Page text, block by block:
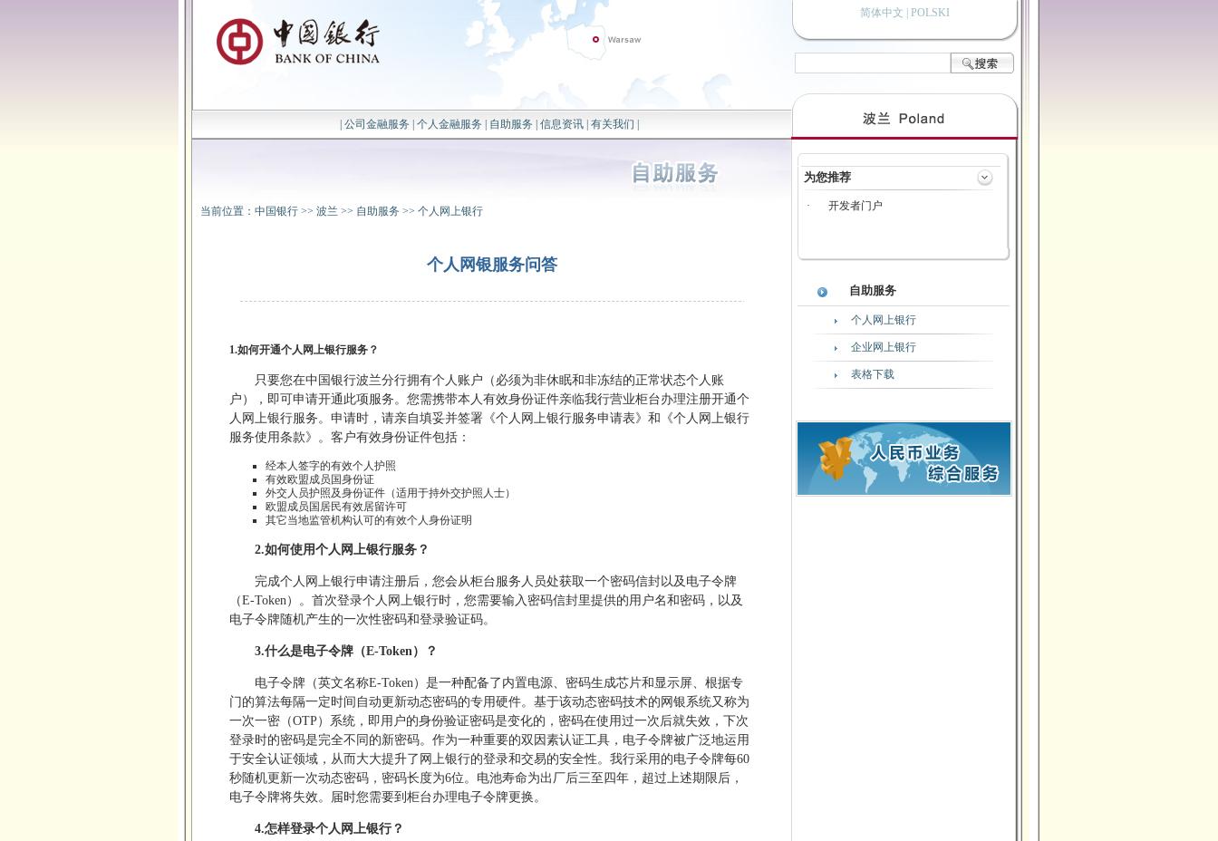
公司金融服务 个人金融服务 自助服务 信息资讯| 有关我们
简体中文 | POLSKI
当前位置： 中国银行 >> 波兰 >> 自助服务 >> 个人网上银行
个人网银服务问答
1.如何开通个人网上银行服务？
只要您在中国银行波兰分行拥有个人账户（必须为非休眠和非冻结的正常状态个人账
户），即可申请开通此项服务。您需携带本人有效身份证件亲临我行营业柜台办理注册开通个
人网上银行服务。申请时，请亲自填妥并签署《个人网上银行服务申请表》和《个人网上银行
服务使用条款》。客户有效身份证件包括：
经本人签字的有效个人护照
有效欧盟成员国身份证
外交人员护照及身份证件（适用于持外交护照人士）
欧盟成员国居民有效居留许可
其它当地监管机构认可的有效个人身份证明
2.如何使用个人网上银行服务？
完成个人网上银行申请注册后，您会从柜台服务人员处获取一个密码信封以及电子令牌
（E-Token）。首次登录个人网上银行时，您需要输入密码信封里提供的用户名和密码，以及
电子令牌随机产生的一次性密码和登录验证码。
3.什么是电子令牌（E-Token）？
电子令牌（英文名称E-Token）是一种配备了内置电源、密码生成芯片和显示屏、根据专
门的算法每隔一定时间自动更新动态密码的专用硬件。基于该动态密码技术的网银系统又称为
一次一密（OTP）系统，即用户的身份验证密码是变化的，密码在使用过一次后就失效，下次
登录时的密码是完全不同的新密码。作为一种重要的双因素认证工具，电子令牌被广泛地运用
于安全认证领域，从而大大提升了网上银行的登录和交易的安全性。我行采用的电子令牌每60
秒随机更新一次动态密码，密码长度为6位。电池寿命为出厂后三至四年，超过上述期限后，
电子令牌将失效。届时您需要到柜台办理电子令牌更换。
4.怎样登录个人网上银行？
为您推荐
· 开发者门户
自助服务
个人网上银行
企业网上银行
表格下载